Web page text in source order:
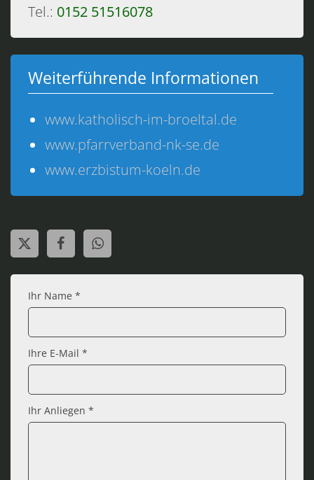
Ihr Name *
Ihre E-Mail *
Ihr Anliegen *
Tel.: 0152 51516078
Weiterführende Informationen
www.katholisch-im-broeltal.de
www.pfarrverband-nk-se.de
www.erzbistum-koeln.de